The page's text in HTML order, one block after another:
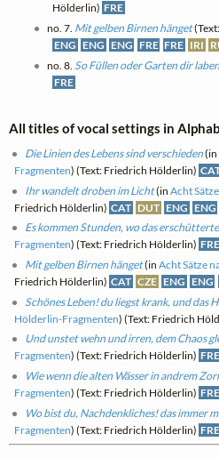
Hölderlin) FRE
no. 7. Mit gelben Birnen hänget
ENG ENG ENG FRE FRE IRI
no. 8. So Füllen oder Garten dir
FRE
All titles of vocal settings in
Die Linien des Lebens sind verschieden(in
Fragmenten) (Text: Friedrich Hölderlin)
Ihr wandelt droben im Licht(inAcht
Friedrich Hölderlin) CAT DUT ENG ENG
Es kommen Stunden, wo das erschütterte
Fragmenten) (Text: Friedrich Hölderlin) FRE
Mit gelben Birnen hänget(inAcht Sätze
Friedrich Hölderlin) CAT CZE ENG ENG
Schönes Leben! du liegst krank, und das
Hölderlin-Fragmenten) (Text: Friedrich
Und unstet wehn und irren, dem Chaos
Fragmenten) (Text: Friedrich Hölderlin) FRE
Wie wenn die alten Wässer in andrem
Fragmenten) (Text: Friedrich Hölderlin) FRE
Wo bist du, Nachdenkliches! das immer
Fragmenten) (Text: Friedrich Hölderlin) FRE